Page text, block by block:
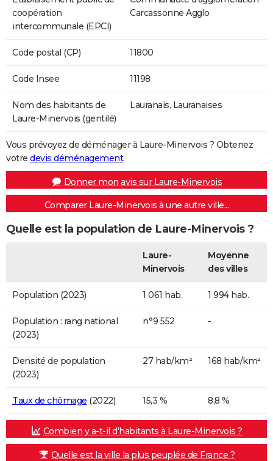
coopération
intercommunale (EPCI)
Carcassonne Agglo
Code postal (CP) 11800
Code Insee 11198
Nom des habitants de
Laure-Minervois (gentilé)
Lauranais, Lauranaises
Vous prévoyez de déménager à Laure-Minervois ? Obtenez
votre devis déménagement.
Donner mon avis sur Laure-Minervois
Comparer Laure-Minervois à une autre ville...
Quelle est la population de Laure-Minervois ?
Laure-
Minervois
Moyenne
des villes
Population (2023) 1 061 hab. 1 994 hab.
Population : rang national
(2023)
n°9 552 -
Densité de population
(2023)
27 hab/km² 168 hab/km²
Taux de chômage (2022) 15,3 % 8,8 %
Combien y a-t-il d'habitants à Laure-Minervois ?
Quelle est la ville la plus peuplée de France ?